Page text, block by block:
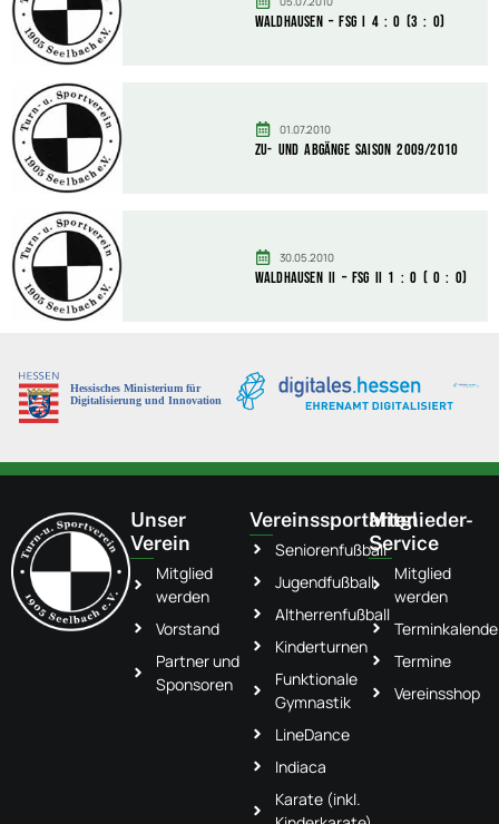
Waldhausen – FSG I 4 : 0 (3 : 0)
01.07.2010
Zu- und Abgänge Saison 2009/2010
30.05.2010
Waldhausen II – FSG II 1 : 0 ( 0 : 0)
Unser
Verein
Mitglied
werden
Vorstand
Partner und
Sponsoren
Vereinssportarten
Seniorenfußball
Jugendfußball
Altherrenfußball
Kinderturnen
Funktionale
Gymnastik
LineDance
Indiaca
Karate (inkl.
Mitglieder-
Service
Mitglied
werden
Termine
Vereinsshop